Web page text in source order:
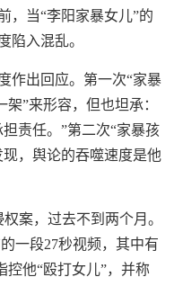
，当“李阳家暴女儿”的
陷入混乱。
作出回应。第一次“家暴
”来形容，但也坦承：
责任。”第二次“家暴孩
，舆论的吞噬速度是他
案，过去不到两个月。
一段27秒视频，其中有
控他“殴打女儿”，并称